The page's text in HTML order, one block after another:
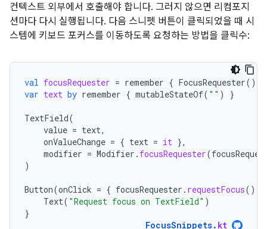
컨텍스트 외부에서 호출해야 합니다. 그러지 않으면 리컴포지
션마다 다시 실행됩니다. 다음 스니펫 버튼이 클릭되었을 때 시
스템에 키보드 포커스를 이동하도록 요청하는 방법을 클릭수:
val focusRequester = remember { FocusRequester()
var text by remember { mutableStateOf( "" ) }
TextField(
value = text,
onValueChange = { text = it },
modifier = Modifier . focusRequester(
)
Button(onClick = { focusRequester . requestFocus()
Text( "Request focus on TextField" )
}
FocusSnippets. kt